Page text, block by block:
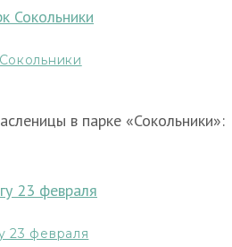
в парке «Сокольники»:
23 февраля